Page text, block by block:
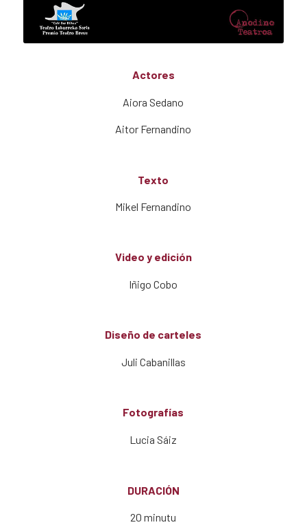
Actores
Aiora Sedano
Aitor Fernandino
Texto
Mikel Fernandino
Video y edición
Iñigo Cobo
Diseño de carteles
Juli Cabanillas
Fotografías
Lucia Sáiz
DURACIÓN
20 minutu